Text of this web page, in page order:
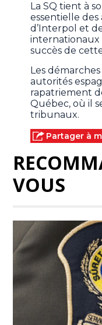
La SQ tient à
essentielle
d’Interpol et
succès de
Les
autorités
rapatriement
Québec, où il
tribunaux.
Partager à
VOUS